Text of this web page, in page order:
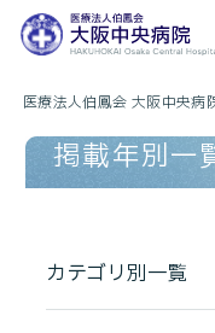
医療法人伯鳳会 大阪中央病
掲載年別一
カテゴリ別一覧